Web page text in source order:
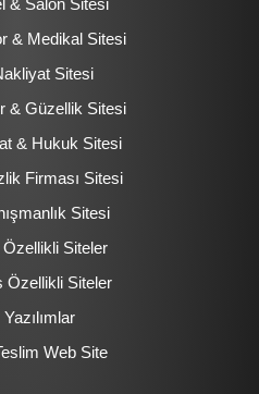
& Salon Sitesi
& Medikal Sitesi
Sitesi
& Güzellik Sitesi
& Hukuk Sitesi
Firması Sitesi
Sitesi
Siteler
Özellikli Siteler
Web Site